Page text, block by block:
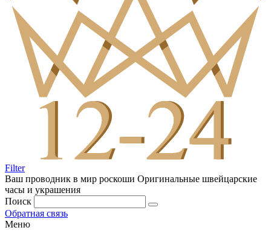
Filter
Ваш проводник в мир роскоши Оригинальные швейцарские
часы и украшения
Поиск
Обратная связь
Меню